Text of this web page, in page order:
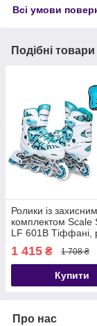
Всі умови
Подібні товари
Ролики із захисним
комплектом Scale
LF 601B Тіффані,
29-33
1 415 ₴ 1 708 ₴
Купити
Про нас